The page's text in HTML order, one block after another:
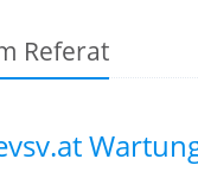
Referat